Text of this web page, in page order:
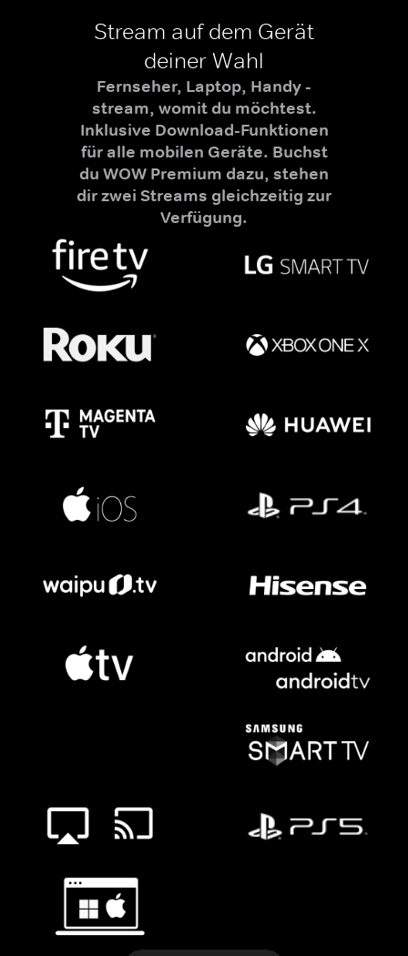
Stream auf dem Gerät
deiner Wahl
Fernseher, Laptop, Handy -
stream, womit du möchtest.
Inklusive Download-Funktionen
für alle mobilen Geräte. Buchst
du WOW Premium dazu, stehen
dir zwei Streams gleichzeitig zur
Verfügung.